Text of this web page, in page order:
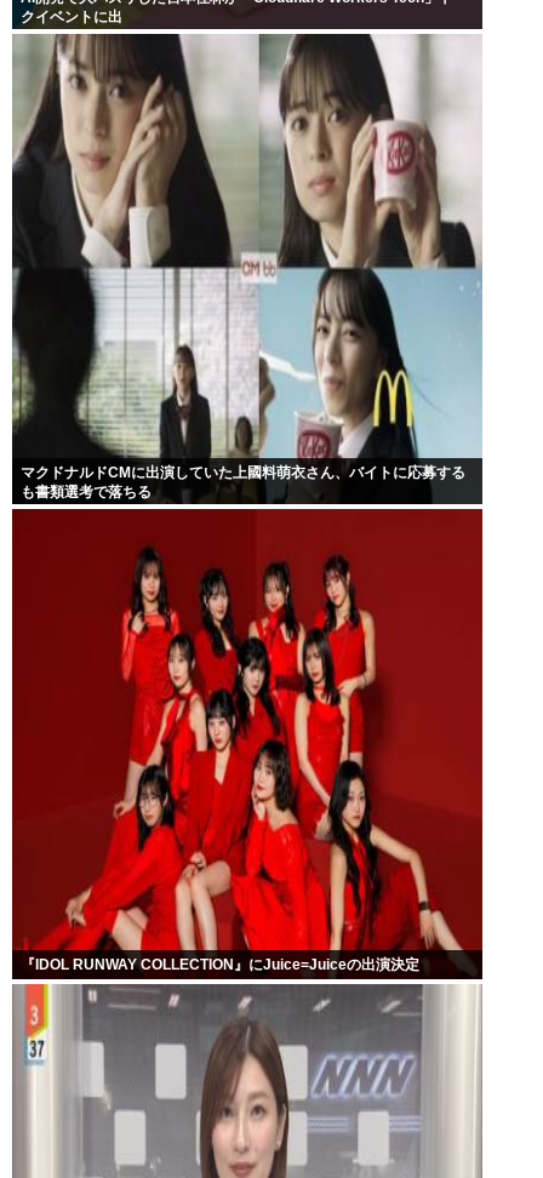
クイベントに出
マクドナルドCMに出演していた上國料萌衣さん、バイトに応募する
も書類選考で落ちる
『IDOL RUNWAY COLLECTION』にJuice=Juiceの出演決定